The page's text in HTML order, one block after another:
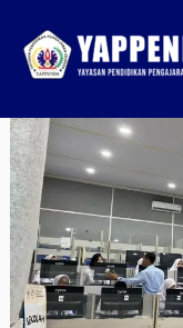
content
navigation